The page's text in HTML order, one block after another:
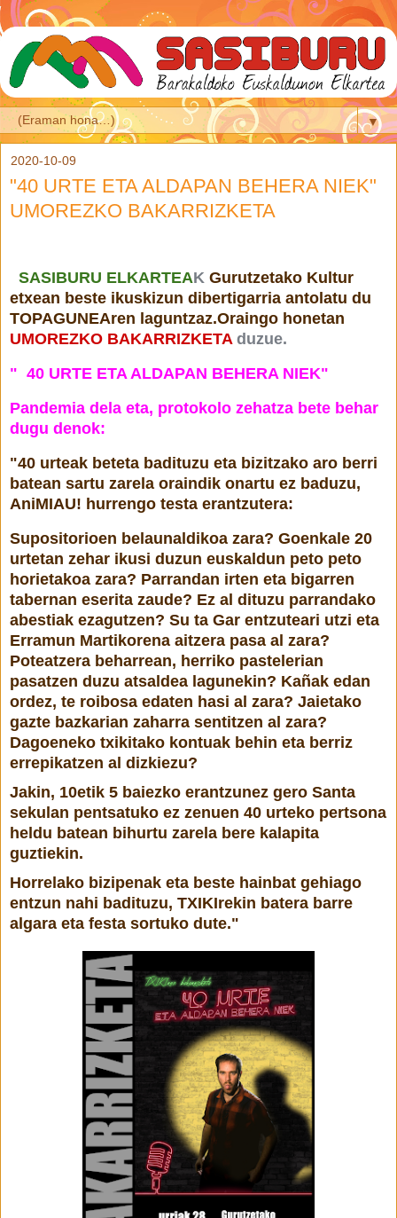
▼
2020-10-09
"40 URTE ETA ALDAPAN BEHERA NIEK"
UMOREZKO BAKARRIZKETA
SASIBURU ELKARTEAK Gurutzetako Kultur
etxean beste ikuskizun dibertigarria antolatu du
TOPAGUNEAren laguntzaz.Oraingo honetan
UMOREZKO BAKARRIZKETA duzue.
" 40 URTE ETA ALDAPAN BEHERA NIEK"
Pandemia dela eta, protokolo zehatza bete behar
dugu denok:
"40 urteak beteta badituzu eta bizitzako aro berri
batean sartu zarela oraindik onartu ez baduzu,
AniMIAU! hurrengo testa erantzutera:
Supositorioen belaunaldikoa zara? Goenkale 20
urtetan zehar ikusi duzun euskaldun peto peto
horietakoa zara? Parrandan irten eta bigarren
tabernan eserita zaude? Ez al dituzu parrandako
abestiak ezagutzen? Su ta Gar entzuteari utzi eta
Erramun Martikorena aitzera pasa al zara?
Poteatzera beharrean, herriko pastelerian
pasatzen duzu atsaldea lagunekin? Kañak edan
ordez, te roibosa edaten hasi al zara? Jaietako
gazte bazkarian zaharra sentitzen al zara?
Dagoeneko txikitako kontuak behin eta berriz
errepikatzen al dizkiezu?
Jakin, 10etik 5 baiezko erantzunez gero Santa
sekulan pentsatuko ez zenuen 40 urteko pertsona
heldu batean bihurtu zarela bere kalapita
guztiekin.
Horrelako bizipenak eta beste hainbat gehiago
entzun nahi badituzu, TXIKIrekin batera barre
algara eta festa sortuko dute."